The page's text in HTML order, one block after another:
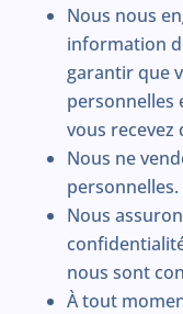
Nous nous
information
garantir que
personnelles
vous
Nous ne
personnelles.
Nous
nous sont
À tout